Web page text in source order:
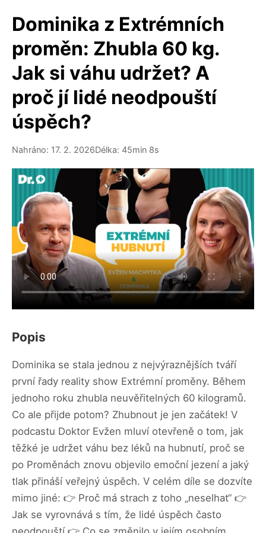
Dominika z Extrémních
proměn: Zhubla 60 kg.
Jak si váhu udržet? A
proč jí lidé neodpouští
úspěch?
Nahráno: 17. 2. 2026Délka: 45min 8s
Popis
Dominika se stala jednou z nejvýraznějších tváří
první řady reality show Extrémní proměny. Během
jednoho roku zhubla neuvěřitelných 60 kilogramů.
Co ale přijde potom? Zhubnout je jen začátek! V
podcastu Doktor Evžen mluví otevřeně o tom, jak
těžké je udržet váhu bez léků na hubnutí, proč se
po Proměnách znovu objevilo emoční jezení a jaký
tlak přináší veřejný úspěch. V celém díle se dozvíte
mimo jiné: 👉 Proč má strach z toho „neselhat“ 👉
Jak se vyrovnává s tím, že lidé úspěch často